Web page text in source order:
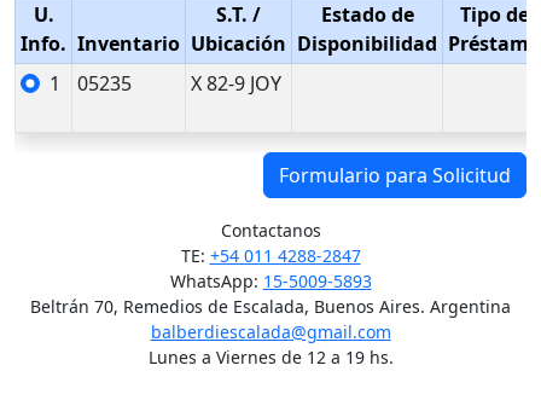
U.
Info. Inventario
S.T. /
Ubicación
Estado de
Disponibilidad
Tipo de
Préstamo
1
05235 X 82-9 JOY
Formulario para Solicitud
Contactanos
TE: +54 011 4288-2847
WhatsApp: 15-5009-5893
Beltrán 70, Remedios de Escalada, Buenos Aires. Argentina
balberdiescalada@gmail.com
Lunes a Viernes de 12 a 19 hs.